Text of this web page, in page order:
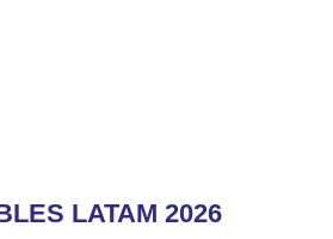
LATAM 2026